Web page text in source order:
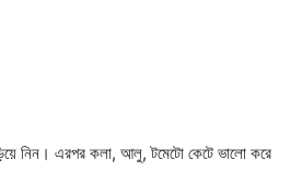
নিন। এরপর কলা, আলু, টমেটো কেটে ভালো করে